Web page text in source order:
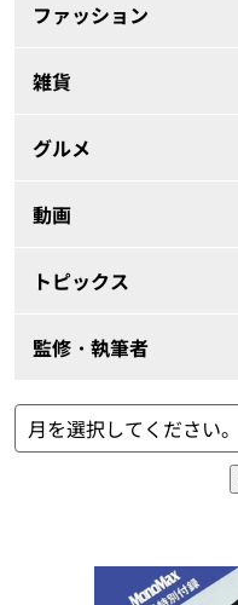
ファッション
雑貨
グルメ
動画
トピックス
監修・執筆者